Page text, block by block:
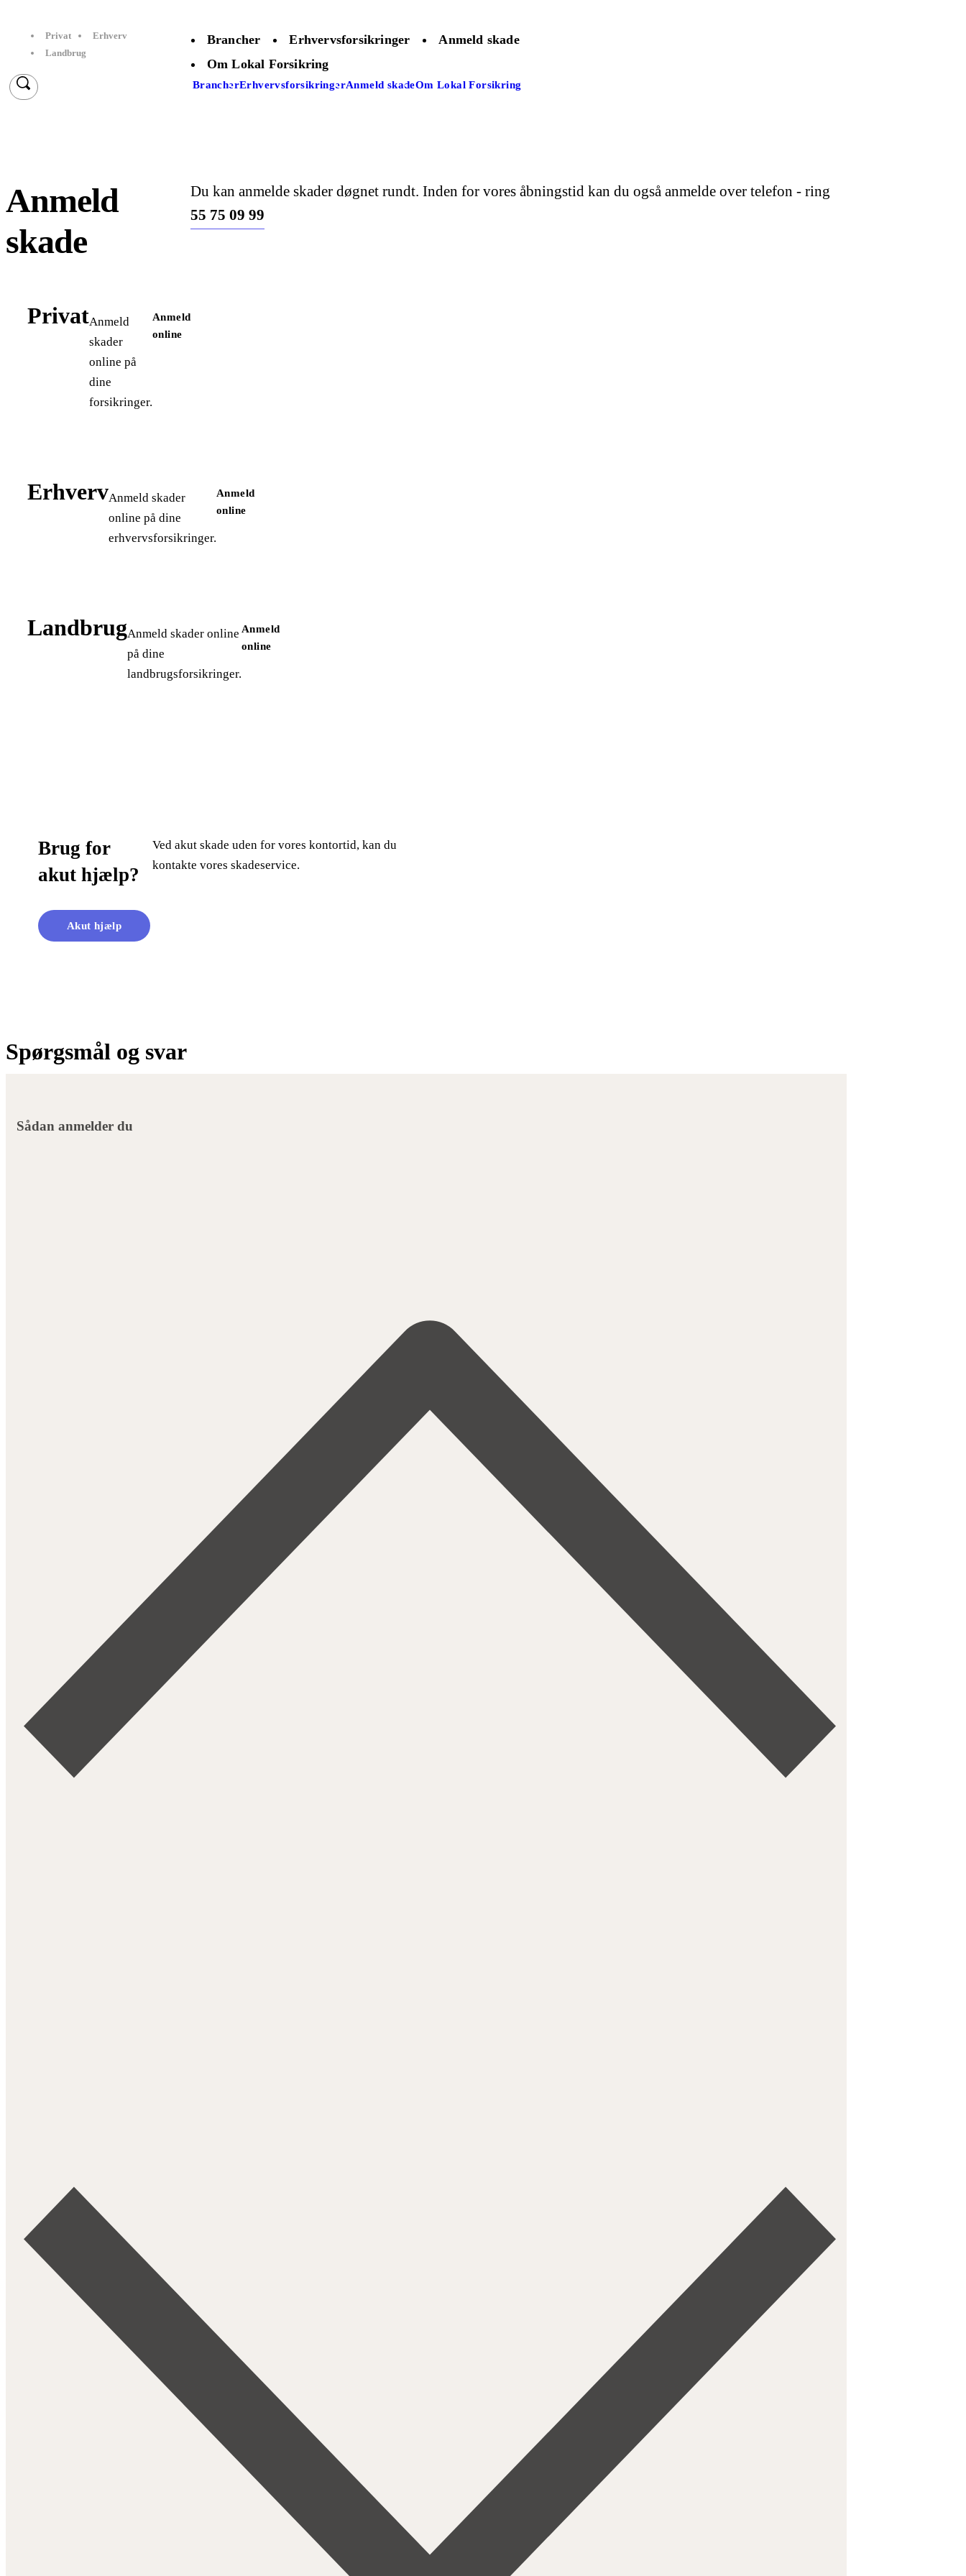
Privat
Erhverv
Landbrug
Brancher Erhvervsforsikringer
Anmeld skade
Om Lokal Forsikring
BrancherErhvervsforsikringerAnmeld skadeOm Lokal Forsikring
Anmeld
skade
Du kan anmelde skader døgnet rundt. Inden for vores åbningstid kan du også anmelde over telefon - ring
55 75 09 99
PrivatAnmeld
skader
online på
dine
forsikringer.
Anmeld
online
ErhvervAnmeld skader
online på dine
erhvervsforsikringer.
Anmeld
online
LandbrugAnmeld skader online
på dine
landbrugsforsikringer.
Anmeld
online
Brug for
akut hjælp?
Ved akut skade uden for vores kontortid, kan du
kontakte vores skadeservice.
Akut hjælp
Spørgsmål og svar
Sådan anmelder du